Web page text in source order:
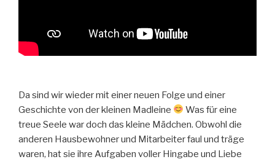
Da sind wir wieder mit einer neuen Folge und einer
Geschichte von der kleinen Madleine
Was für eine
treue Seele war doch das kleine Mädchen. Obwohl die
anderen Hausbewohner und Mitarbeiter faul und träge
waren, hat sie ihre Aufgaben voller Hingabe und Liebe